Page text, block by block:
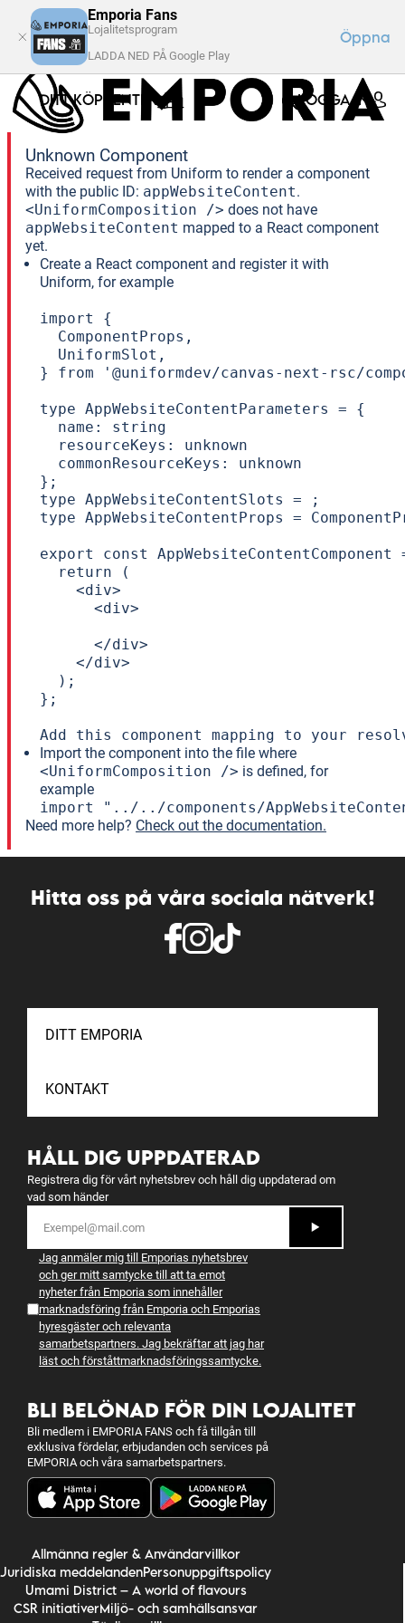
Emporia Fans
Lojalitetsprogram
LADDA NED PÅ Google Play
Öppna
DITT KÖPCENTER LOGGA IN
Unknown Component
Received request from Uniform to render a component
with the public ID: appWebsiteContent.
<UniformComposition /> does not have
appWebsiteContent mapped to a React component
yet.
Create a React component and register it with
Uniform, for example
import {
  ComponentProps,
  UniformSlot,
} from '@uniformdev/canvas-next-rsc/
type AppWebsiteContentParameters = {
  name: string
  resourceKeys: unknown
  commonResourceKeys: unknown
};
type AppWebsiteContentSlots = ;
type AppWebsiteContentProps =
export const
  return (
    <div>
      <div>
      </div>
    </div>
  );
};
Add this component mapping to your
Import the component into the file where
<UniformComposition /> is defined, for
example
import "../../components/
Need more help? Check out the documentation.
Hitta oss på våra sociala nätverk!
DITT EMPORIA
KONTAKT
HÅLL DIG UPPDATERAD
Registrera dig för vårt nyhetsbrev och håll dig uppdaterad om
vad som händer
Jag anmäler mig till Emporias nyhetsbrev
och ger mitt samtycke till att ta emot
nyheter från Emporia som innehåller
marknadsföring från Emporia och Emporias
hyresgäster och relevanta
samarbetspartners. Jag bekräftar att jag har
läst och förståttmarknadsföringssamtycke.
BLI BELÖNAD FÖR DIN LOJALITET
Bli medlem i EMPORIA FANS och få tillgån till
exklusiva fördelar, erbjudanden och services på
EMPORIA och våra samarbetspartners.
Allmänna regler & Användarvillkor
Juridiska meddelandenPersonuppgiftspolicy
Umami District – A world of flavours
CSR initiativerMiljö- och samhällsansvar